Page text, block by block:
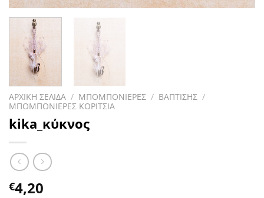
ΑΡΧΙΚΗ ΣΕΛΙΔΑ / ΜΠΟΜΠΟΝΙΕΡΕΣ / ΒΑΠΤΙΣΗΣ /
ΜΠΟΜΠΟΝΙΕΡΕΣ ΚΟΡΙΤΣΙΑ
kika_κύκνος
€4,20